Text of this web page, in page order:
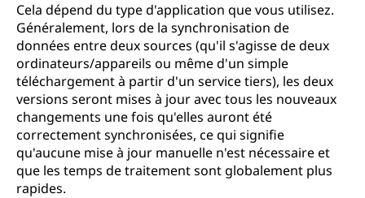
Cela dépend du type d'application que vous utilisez.
Généralement, lors de la synchronisation de
données entre deux sources (qu'il s'agisse de deux
ordinateurs/appareils ou même d'un simple
téléchargement à partir d'un service tiers), les deux
versions seront mises à jour avec tous les nouveaux
changements une fois qu'elles auront été
correctement synchronisées, ce qui signifie
qu'aucune mise à jour manuelle n'est nécessaire et
que les temps de traitement sont globalement plus
rapides.